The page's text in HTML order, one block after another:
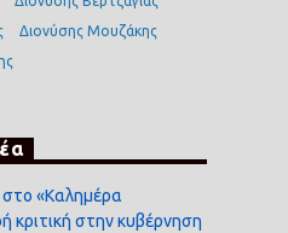
Διονύσης Μουζάκης
«Καλημέρα
κριτική στην κυβέρνηση